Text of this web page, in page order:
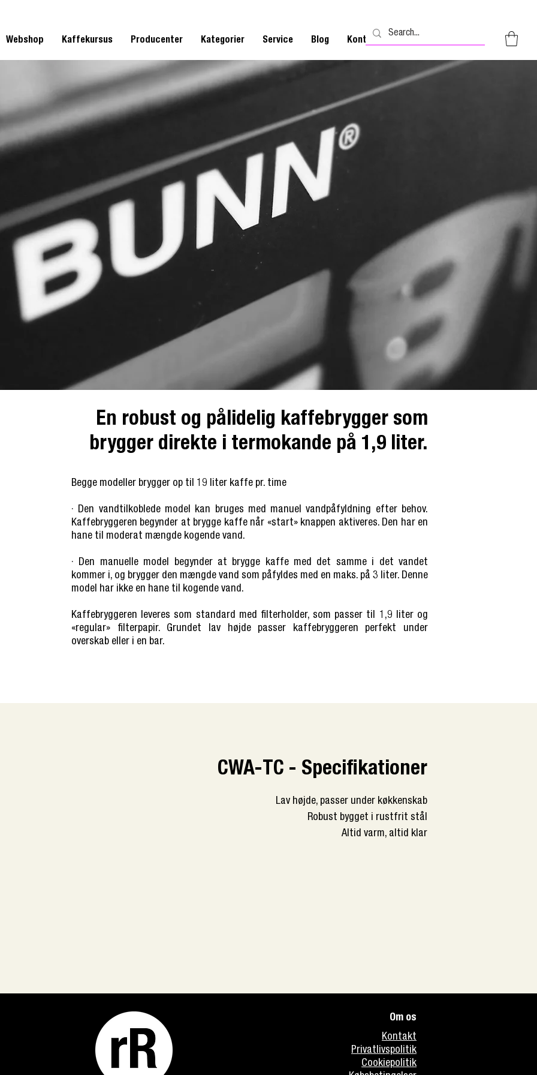
Webshop Kaffekursus Producenter Kategorier Service Blog Kontakt
En robust og pålidelig kaffebrygger som
brygger direkte i termokande på 1,9 liter.
Begge modeller brygger op til 19 liter kaffe pr. time
· Den vandtilkoblede model kan bruges med manuel vandpåfyldning efter behov.
Kaffebryggeren begynder at brygge kaffe når «start» knappen aktiveres. Den har en
hane til moderat mængde kogende vand.
· Den manuelle model begynder at brygge kaffe med det samme i det vandet
kommer i, og brygger den mængde vand som påfyldes med en maks. på 3 liter. Denne
model har ikke en hane til kogende vand.
Kaffebryggeren leveres som standard med filterholder, som passer til 1,9 liter og
«regular» filterpapir. Grundet lav højde passer kaffebryggeren perfekt under
overskab eller i en bar.
CWA-TC - Specifikationer
Lav højde, passer under køkkenskab
Robust bygget i rustfrit stål
Altid varm, altid klar
Om os
Kontakt
Privatlivspolitik
Cookiepolitik